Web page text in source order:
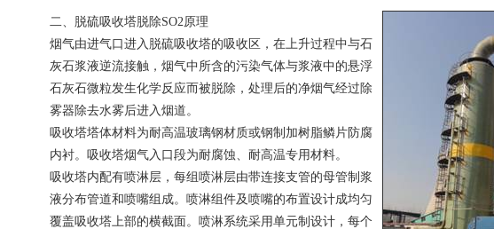
二、脱硫吸收塔脱除SO2原理
烟气由进气口进入脱硫吸收塔的吸收区，在上升过程中与石
灰石浆液逆流接触，烟气中所含的污染气体与浆液中的悬浮
石灰石微粒发生化学反应而被脱除，处理后的净烟气经过除
雾器除去水雾后进入烟道。
吸收塔塔体材料为耐高温玻璃钢材质或钢制加树脂鳞片防腐
内衬。吸收塔烟气入口段为耐腐蚀、耐高温专用材料。
吸收塔内配有喷淋层，每组喷淋层由带连接支管的母管制浆
液分布管道和喷嘴组成。喷淋组件及喷嘴的布置设计成均匀
覆盖吸收塔上部的横截面。喷淋系统采用单元制设计，每个